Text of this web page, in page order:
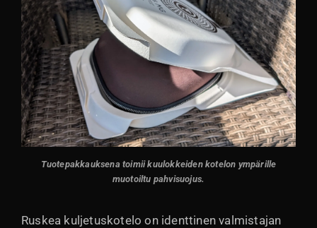
Tuotepakkauksena toimii kuulokkeiden kotelon ympärille
muotoiltu pahvisuojus.
Ruskea kuljetuskotelo on identtinen valmistajan